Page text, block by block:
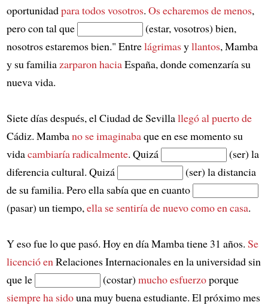
oportunidadpara todos vosotros. Os echaremos de menos,
pero con tal que
(estar, vosotros) bien,
nosotros estaremos bien." Entrelágrimasyllantos, Mamba
y su familia zarparon haciaEspaña, donde comenzaría su
nueva vida.
Siete días después, el Ciudad de Sevillallegó al puerto de
Cádiz. Mambano se imaginabaque en ese momento su
vidacambiaría radicalmente. Quizá
(ser) la
diferencia cultural. Quizá
(ser) la distancia
de su familia. Pero ella sabía que en cuanto
(pasar) un tiempo, ella se sentiría de nuevo como en casa.
Y eso fue lo que pasó. Hoy en día Mamba tiene 31 años. Se
licenció en Relaciones Internacionales en la universidad sin
que le
(costar) mucho esfuerzoporque
siempre ha sidouna muy buena estudiante. El próximo mes